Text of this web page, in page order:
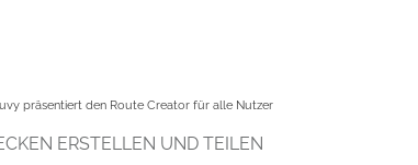
präsentiert den Route Creator für alle Nutzer
ERSTELLEN UND TEILEN